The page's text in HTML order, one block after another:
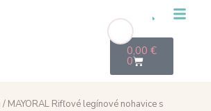
0,00€
0
/ MAYORAL Rifľové legínové nohavice s